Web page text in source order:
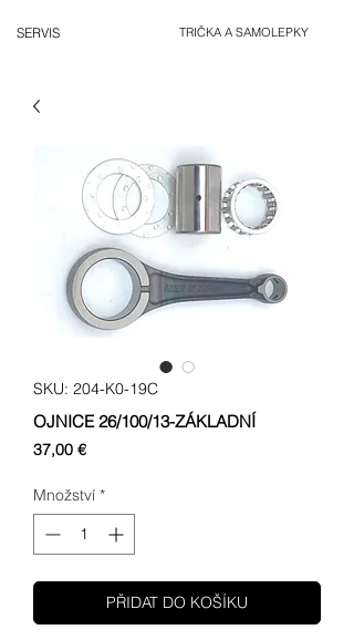
SERVIS TRIČKA A SAMOLEPKY
SKU: 204-K0-19C
OJNICE 26/100/13-ZÁKLADNÍ
37,00 €Cena
Množství *
PŘIDAT DO KOŠÍKU